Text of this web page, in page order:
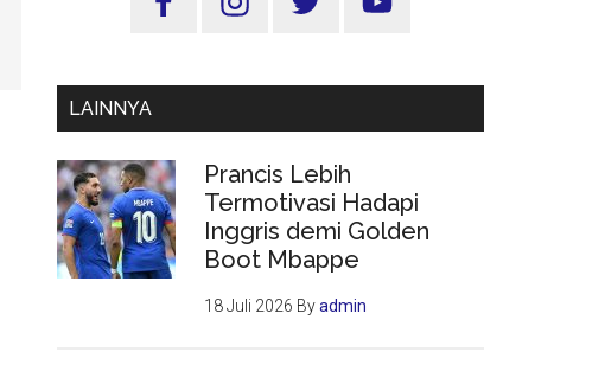
Utama
LAINNYA
Prancis Lebih
Termotivasi Hadapi
Inggris demi Golden
Boot Mbappe
18 Juli 2026 Byadmin